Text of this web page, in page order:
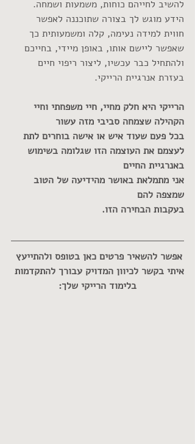
להשיב לחייהם כוחות, משמעות ושמחה.
הידע מוגש לך בצורה שתוכננה לאפשר
חווית למידה נעימה, קלה ומשמעותית כך
שאפשר ליישם אותו, באופן מיידי, בחייכם
ולהתחיל כבר עכשיו, ליצור ריפוי חיים
בעזרת אנרגיית הרייקי.
הרייקי היא חלק מחיי, חיי משפחתי וחיי
הקהילה שצמחה סביבי מזה עשור
בכל פעם שעוד איש או אישה בוחרים לתת
לעצמם את העוצמה הזו שגלומה בשימוש
באנרגיית החיים
אני מתמלאת באושר מהידיעה של הטוב
שמצפה להם
בעקבות הבחירה הזו.
אפשר להשאיר פרטים כאן בטופס ולהתייעץ
איתי בקשר לכיוון המדויק עבורך להתקדמות
בלימוד הרייקי שלך: